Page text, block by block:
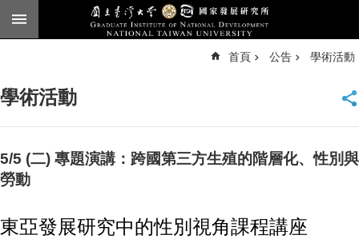
跳到主要內容區塊
臺
頁
English
告
首頁 公告 學術活動
學術活動
5/5 (二) 專題演講：跨國第三方生殖的階層化、性別與
勞動
東亞發展研究中的性別視角課程講座